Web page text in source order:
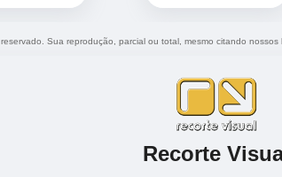
Sua reprodução, parcial ou total, mesmo citando
Recorte